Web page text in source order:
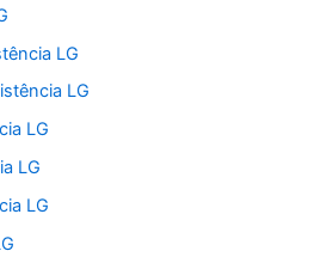
LG
LG
LG
LG
LG